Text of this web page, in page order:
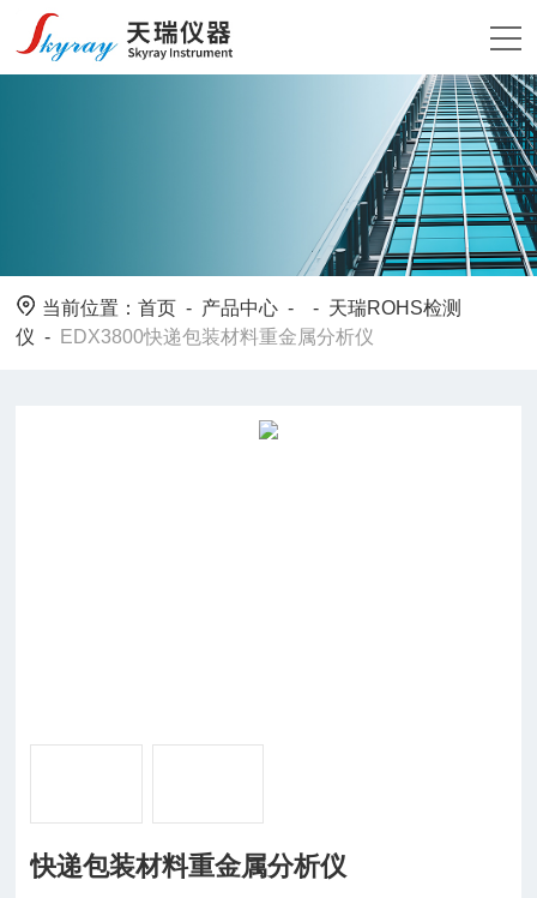
当前位置：首页 - 产品中心 - - 天瑞ROHS检测
仪 - EDX3800快递包装材料重金属分析仪
快递包装材料重金属分析仪